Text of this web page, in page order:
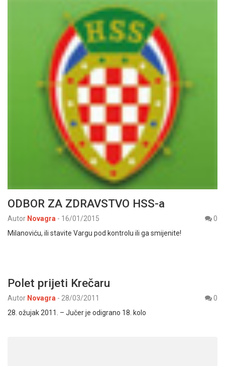
ODBOR ZA ZDRAVSTVO HSS-a
Autor Novagra - 16/01/2015
0
Milanoviću, ili stavite Vargu pod kontrolu ili ga smijenite!
Polet prijeti Krečaru
Autor Novagra - 28/03/2011
0
28. ožujak 2011. – Jučer je odigrano 18. kolo